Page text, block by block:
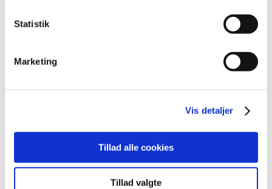
Statistik
Marketing
Vis detaljer
Tillad alle cookies
Tillad valgte
august (2)
maj (2)
2009 (14)
2007 (3)